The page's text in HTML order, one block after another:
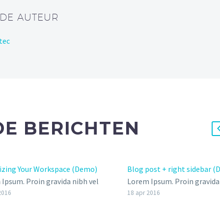
AUTEUR
BERICHTEN
Your Workspace (Demo)
Ipsum. Proin gravida nibh vel
aliquet. Aenean
Blog post + right sidebar
Lorem Ipsum. Proin
velit auctor aliquet. Aenean
18 apr 2016